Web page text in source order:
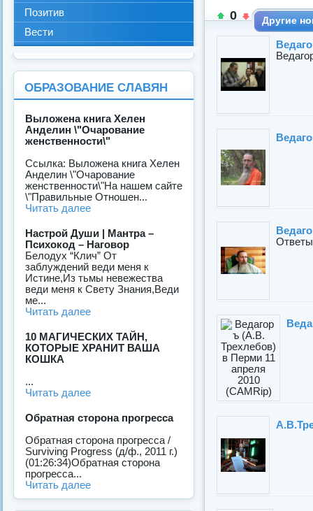
0 Другие
Позитив
Вести
ОБРАЗОВАНИЕ СЛАВЯН
Выложена книга Хелен
Анделин \"Очарование
женственности\"
Ссылка: Выложена книга Хелен
Анделин \"Очарование
женственности\"На нашем сайте
\"Правильные Отношен...
Читать далее
Настрой Души | Мантра –
Психокод – Наговор
Белодух “Клич” От
заблуждений веди меня к
Истине,Из тьмы невежества
веди меня к Свету Знания,Веди
ме...
Читать далее
10 МАГИЧЕСКИХ ТАЙН,
КОТОРЫЕ ХРАНИТ ВАША
КОШКА
...
Читать далее
Обратная сторона прогресса
Обратная сторона прогресса /
Surviving Progress (д/ф., 2011 г.)
(01:26:34)Обратная сторона
прогресса...
Читать далее